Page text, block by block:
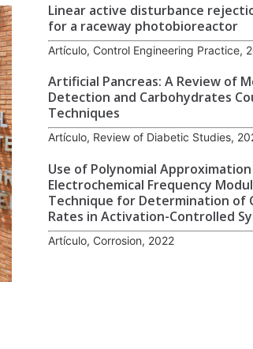
Linear active disturbance
for a raceway photobioreactor
Artículo, Control Engineering Practice,
Artificial Pancreas: A Review of
Detection and Carbohydrates
Techniques
Artículo, Review of Diabetic Studies,
Use of Polynomial
Electrochemical Frequency
Technique for Determination of
Rates in Activation-Controlled
Artículo, Corrosion, 2022